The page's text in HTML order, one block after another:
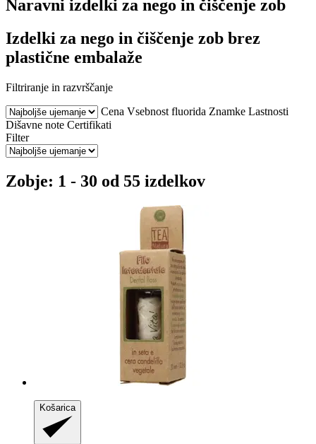
Naravni izdelki za nego in čiščenje zob
Izdelki za nego in čiščenje zob brez
plastične embalaže
Filtriranje in razvrščanje
Cena Vsebnost fluorida Znamke Lastnosti
Dišavne note Certifikati
Filter
Zobje: 1 - 30 od 55 izdelkov
Košarica